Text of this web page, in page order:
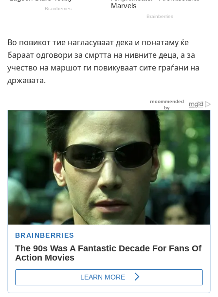
Во повикот тие нагласуваат дека и понатаму ќе
бараат одговори за смртта на нивните деца, а за
учество на маршот ги повикуваат сите граѓани на
државата.